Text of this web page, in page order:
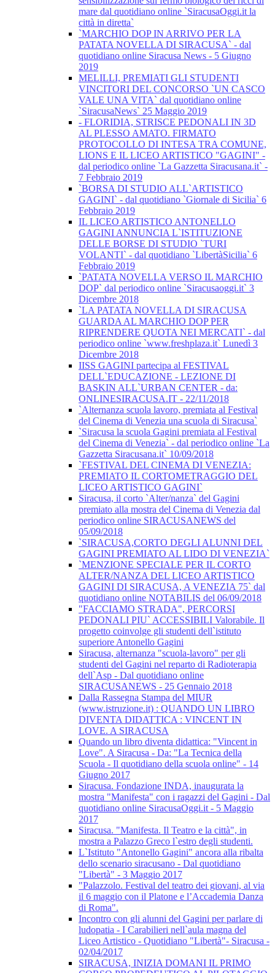
mare dal quotidiano online `SiracusaOggi.it la
città in diretta`
`MARCHIO DOP IN ARRIVO PER LA
PATATA NOVELLA DI SIRACUSA` - dal
quotidiano online Siracusa News - 5 Giugno
2019
MELILLI, PREMIATI GLI STUDENTI
VINCITORI DEL CONCORSO `UN CASCO
VALE UNA VITA` dal quotidiano online
`SiracusaNews` 25 Maggio 2019
- FLORIDIA, STRISCE PEDONALI IN 3D
AL PLESSO AMATO. FIRMATO
PROTOCOLLO DI INTESA TRA COMUNE,
LIONS E IL LICEO ARTISTICO "GAGINI" -
dal periodico online `La Gazzetta Siracusana.it` -
7 Febbraio 2019
`BORSA DI STUDIO ALL`ARTISTICO
GAGINI` - dal quotidiano `Giornale di Sicilia` 6
Febbraio 2019
IL LICEO ARTISTICO ANTONELLO
GAGINI ANNUNCIA L`ISTITUZIONE
DELLE BORSE DI STUDIO `TURI
VOLANTI` - dal quotidiano `LibertàSicilia` 6
Febbraio 2019
`PATATA NOVELLA VERSO IL MARCHIO
DOP` dal periodico online `Siracusaoggi.it` 3
Dicembre 2018
`LA PATATA NOVELLA DI SIRACUSA
GUARDA AL MARCHIO DOP PER
RIPRENDERE QUOTA NEI MERCATI` - dal
periodico online `www.freshplaza.it` Lunedì 3
Dicembre 2018
IISS GAGINI partecipa al FESTIVAL
DELL`EDUCAZIONE - LEZIONE DI
BASKIN ALL`URBAN CENTER - da:
ONLINESIRACUSA.IT - 22/11/2018
`Alternanza scuola lavoro, premiata al Festival
del Cinema di Venezia una scuola di Siracusa`
`Siracusa la scuola Gagini premiata al Festival
del Cinema di Venezia` - dal periodico online `La
Gazzetta Siracusana.it` 10/09/2018
`FESTIVAL DEL CINEMA DI VENEZIA:
PREMIATO IL CORTOMETRAGGIO DEL
LICEO ARTISTICO GAGINI`
Siracusa, il corto `Alter/nanza` del Gagini
premiato alla mostra del Cinema di Venezia dal
periodico online SIRACUSANEWS del
05/09/2018
`SIRACUSA,CORTO DEGLI ALUNNI DEL
GAGINI PREMIATO AL LIDO DI VENEZIA`
`MENZIONE SPECIALE PER IL CORTO
ALTER/NANZA DEL LICEO ARTISTICO
GAGINI DI SIRACUSA, A VENEZIA 75` dal
quotidiano online NOTABILIS del 06/09/2018
"FACCIAMO STRADA", PERCORSI
PEDONALI PIU` ACCESSIBILI Valorabile. Il
progetto coinvolge gli studenti dell`istituto
superiore Antonello Gagini
Siracusa, alternanza "scuola-lavoro" per gli
studenti del Gagini nel reparto di Radioterapia
dell`Asp - Dal quotidiano online
SIRACUSANEWS - 25 Gennaio 2018
Dalla Rassegna Stampa del MIUR
(www.istruzione.it) : QUANDO UN LIBRO
DIVENTA DIDATTICA : VINCENT IN
LOVE. A SIRACUSA
Quando un libro diventa didattica: "Vincent in
Love". A Siracusa - Da: "La Tecnica della
Scuola - Il quotidiano della scuola online" - 14
Giugno 2017
Siracusa. Fondazione INDA, inaugurata la
mostra "Manifesta" con i ragazzi del Gagini - Dal
quotidiano online SiracusaOggi.it - 5 Maggio
2017
Siracusa. "Manifesta. Il Teatro e la città", in
mostra a Palazzo Greco l`estro degli studenti.
L`Istituto "Antonello Gagini" ancora alla ribalta
dello scenario siracusano - Dal quotidiano
"Libertà" - 3 Maggio 2017
"Palazzolo. Festival del teatro dei giovani, al via
il 6 maggio con il Platone e l’Accademia Danza
di Roma".
Incontro con gli alunni del Gagini per parlare di
ludopatia - I Carabilieri nell`aula magna del
Liceo Artistico - Quotidiano "Libertà"- Siracusa -
02/04/2017
SIRACUSA, INIZIA DOMANI IL PRIMO